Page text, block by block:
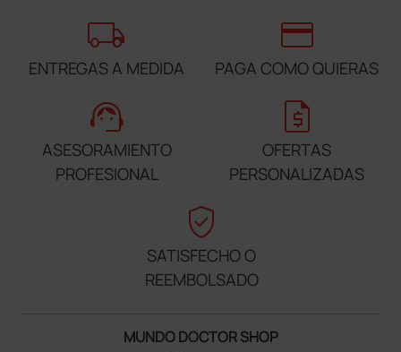
local_shipping
ENTREGAS A MEDIDA
credit_card
PAGA COMO QUIERAS
support_agent
ASESORAMIENTO
PROFESIONAL
request_quote
OFERTAS
PERSONALIZADAS
verified_user
SATISFECHO O
REEMBOLSADO
MUNDO DOCTOR SHOP